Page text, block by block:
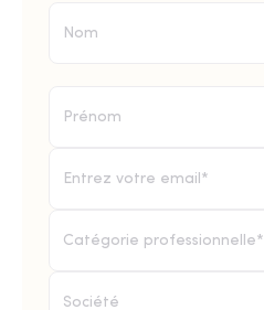
Catégorie professionnelle*